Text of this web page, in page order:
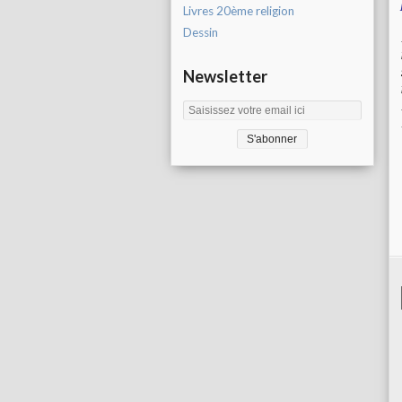
Livres 20ème religion
Dessin
Newsletter